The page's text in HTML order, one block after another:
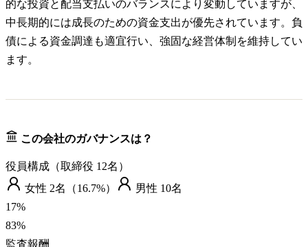
的な投資と配当支払いのバランスにより変動していますが、
中長期的には成長のための資金支出が優先されています。負
債による資金調達も適宜行い、強固な経営体制を維持してい
ます。
この会社のガバナンスは？
役員構成（取締役 12名）
女性 2名（16.7%） 男性 10名
17%
83%
監査報酬